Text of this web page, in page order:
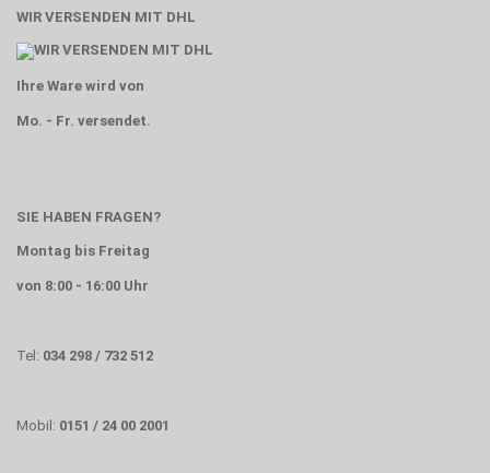
WIR VERSENDEN MIT DHL
Ihre Ware wird von
Mo. - Fr. versendet.
SIE HABEN FRAGEN?
Montag bis Freitag
von 8:00 - 16:00 Uhr
Tel: 034 298 / 732 512
Mobil: 0151 / 24 00 2001